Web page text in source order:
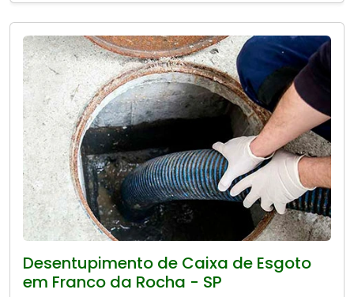
Desentupimento de Caixa de Esgoto
em Franco da Rocha - SP